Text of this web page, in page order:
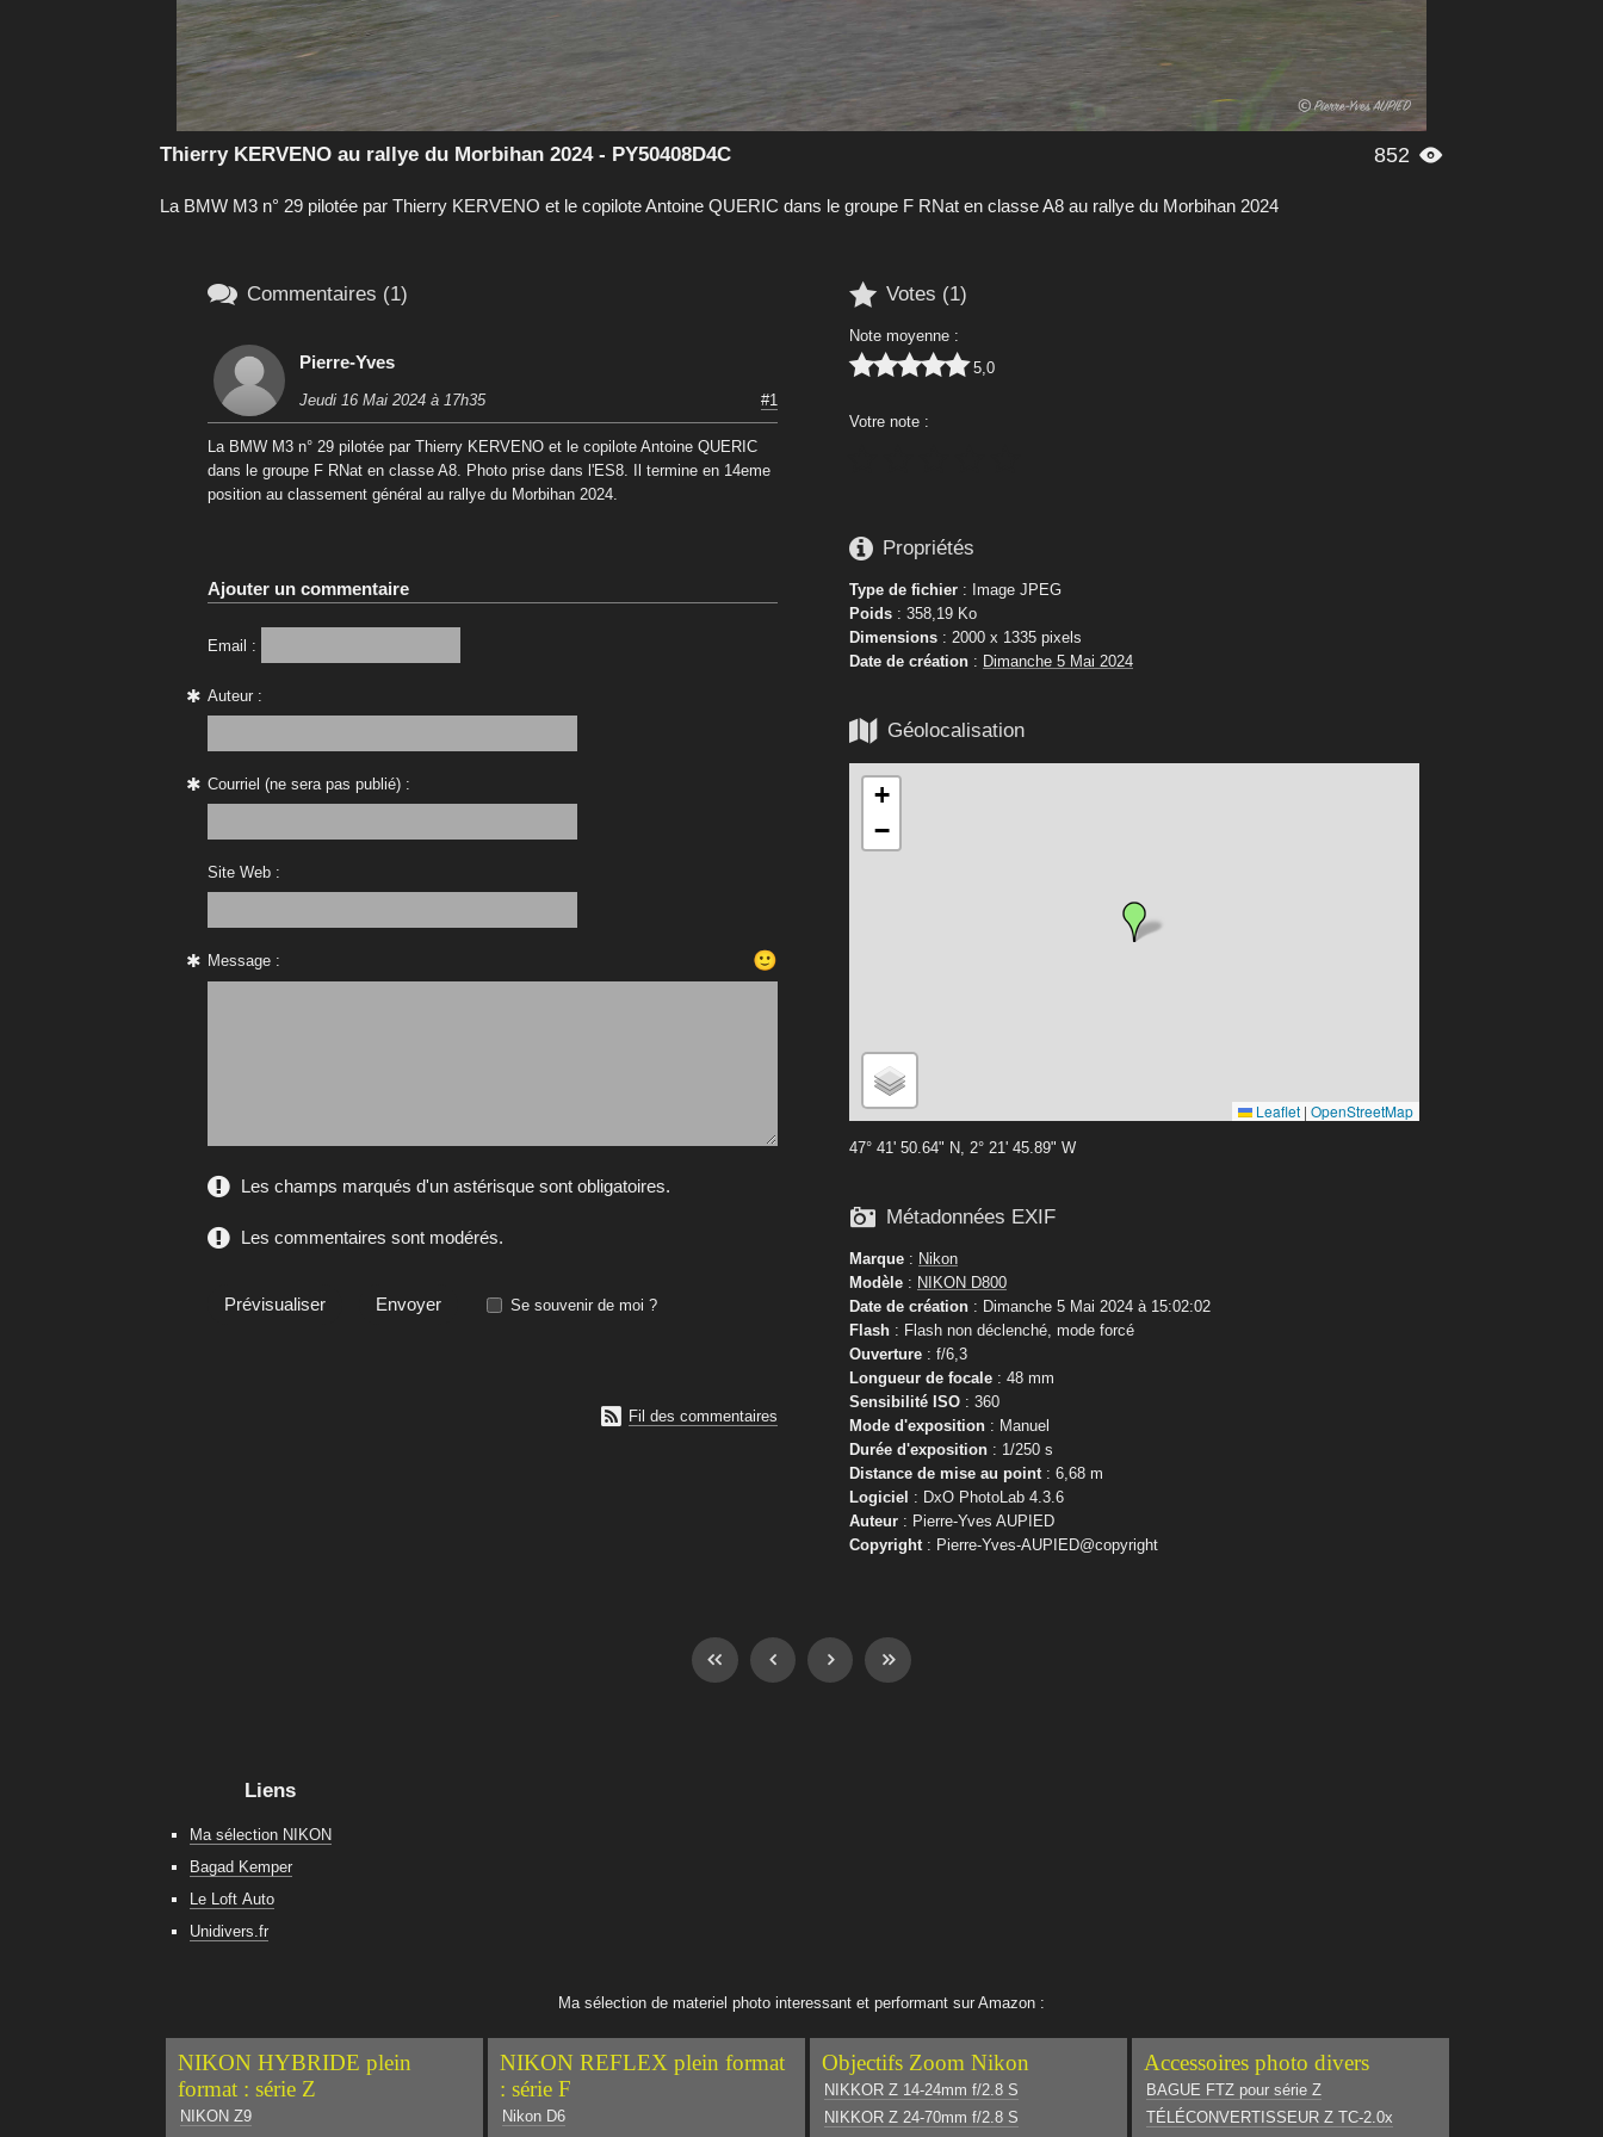
852 
Thierry KERVENO au rallye du Morbihan 2024 - PY50408D4C
La BMW M3 n° 29 pilotée par Thierry KERVENO et le copilote Antoine QUERIC dans le groupe F RNat en classe A8 au rallye du Morbihan 2024
 Votes (1)
Note moyenne :
 5,0
Votre note :
 Propriétés
Type de fichier : Image JPEG
Poids : 358,19 Ko
Dimensions : 2000 x 1335 pixels
Date de création : Dimanche 5 Mai 2024
 Géolocalisation
+
−
Leaflet | OpenStreetMap
47° 41' 50.64" N, 2° 21' 45.89" W
 Métadonnées EXIF
Marque : Nikon
Modèle : NIKON D800
Date de création : Dimanche 5 Mai 2024 à 15:02:02
Flash : Flash non déclenché, mode forcé
Ouverture : f/6,3
Longueur de focale : 48 mm
Sensibilité ISO : 360
Mode d'exposition : Manuel
Durée d'exposition : 1/250 s
Distance de mise au point : 6,68 m
Logiciel : DxO PhotoLab 4.3.6
Auteur : Pierre-Yves AUPIED
Copyright : Pierre-Yves-AUPIED@copyright
 Commentaires (1)
Pierre-Yves
Jeudi 16 Mai 2024 à 17h35 #1
La BMW M3 n° 29 pilotée par Thierry KERVENO et le copilote Antoine QUERIC
dans le groupe F RNat en classe A8. Photo prise dans l'ES8. Il termine en 14eme
position au classement général au rallye du Morbihan 2024.
Ajouter un commentaire
Email :
Auteur :
Courriel (ne sera pas publié) :
Site Web :
Message : 🙂
Les champs marqués d'un astérisque sont obligatoires.
Les commentaires sont modérés.
Se souvenir de moi ?
 Fil des commentaires
Liens
Ma sélection NIKON
Bagad Kemper
Le Loft Auto
Unidivers.fr
Ma sélection de materiel photo interessant et performant sur Amazon :
NIKON HYBRIDE plein
format : série Z
NIKON Z9
NIKON REFLEX plein format
: série F
Nikon D6
Objectifs Zoom Nikon
NIKKOR Z 14-24mm f/2.8 S
NIKKOR Z 24-70mm f/2.8 S
Accessoires photo divers
BAGUE FTZ pour série Z
TÉLÉCONVERTISSEUR Z TC-2.0x